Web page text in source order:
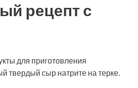
рецепт с
для приготовления
твердый сыр натрите на терке.